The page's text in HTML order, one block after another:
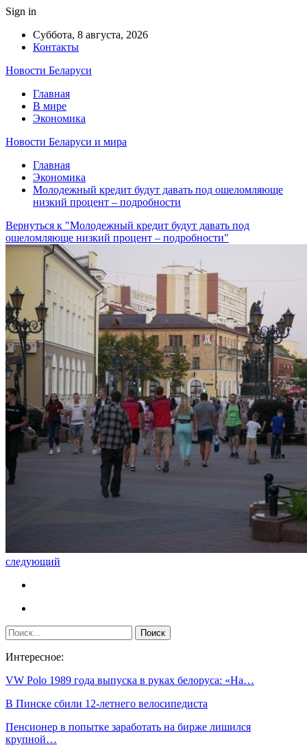
Sign in
Суббота, 8 августа, 2026
Контакты
Новости Беларуси
Главная
В мире
Экономика
Новости Беларуси и мира
Главная
Экономика
Молодежный кредит будут давать под ошеломляюще
низкий процент – подробности
Вернуться к "Молодежный кредит будут давать под
ошеломляюще низкий процент – подробности"
следующий
Интересное:
VW Polo 1989 года выпуска в руках белоруса: «На…
В Пинске сбили 12-летнего велосипедиста
Пенсионер в попытке заработать на бирже лишился
крупной…